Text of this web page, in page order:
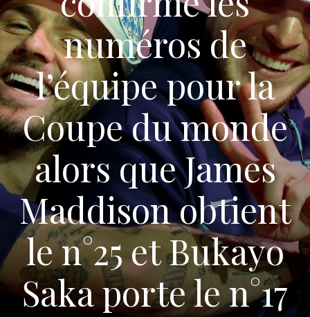
numéros de
l’équipe pour la
Coupe du monde
alors que James
Maddison obtient
le n°25 et Bukayo
Saka porte le n°17